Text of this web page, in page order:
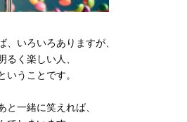
、いろいろありますが、
るく楽しい人、
いうことです。
と一緒に笑えれば、